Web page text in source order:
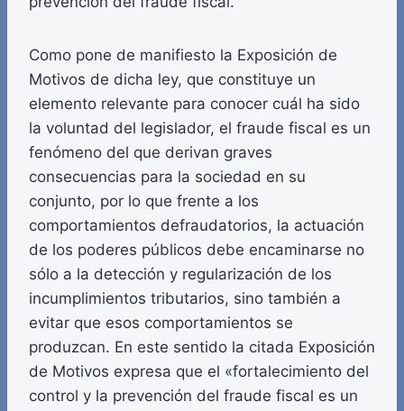
Como pone de manifiesto la Exposición de
Motivos de dicha ley, que constituye un
elemento relevante para conocer cuál ha sido
la voluntad del legislador, el fraude fiscal es un
fenómeno del que derivan graves
consecuencias para la sociedad en su
conjunto, por lo que frente a los
comportamientos defraudatorios, la actuación
de los poderes públicos debe encaminarse no
sólo a la detección y regularización de los
incumplimientos tributarios, sino también a
evitar que esos comportamientos se
produzcan. En este sentido la citada Exposición
de Motivos expresa que el «fortalecimiento del
control y la prevención del fraude fiscal es un